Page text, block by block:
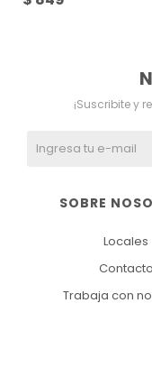
SOBRE
Locales
Contacto
Trabaja con
¡Suscribite y